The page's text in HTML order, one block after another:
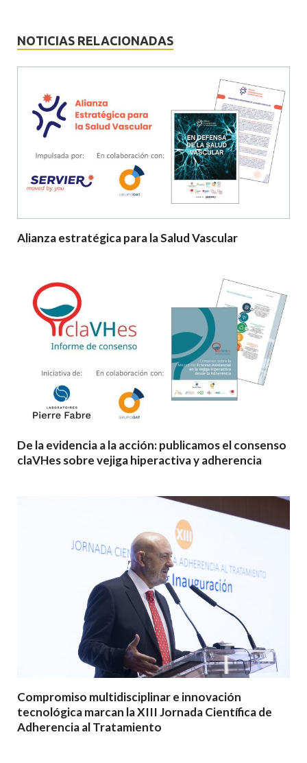
NOTICIAS RELACIONADAS
Alianza estratégica para la Salud Vascular
De la evidencia a la acción: publicamos el consenso
claVHes sobre vejiga hiperactiva y adherencia
Compromiso multidisciplinar e innovación
tecnológica marcan la XIII Jornada Científica de
Adherencia al Tratamiento